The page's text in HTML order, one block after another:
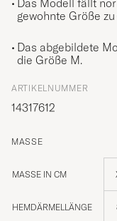
Das Modell fällt
gewohnte Größe
Das abgebildete
die Größe M.
ARTIKELNUMMER
14317612
MASSE
MASSE IN CM
HEMDÄRMELLÄNGE